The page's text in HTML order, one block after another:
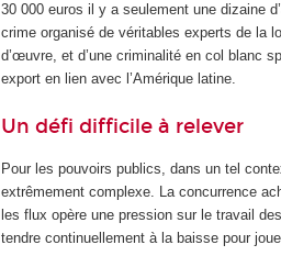
30 000 euros il y a seulement une dizaine
crime organisé de véritables experts de la
d’œuvre, et d’une criminalité en col blanc
export en lien avec l’Amérique latine.
Un défi difficile à relever
Pour les pouvoirs publics, dans un tel
extrêmement complexe. La concurrence
les flux opère une pression sur le travail
tendre continuellement à la baisse pour